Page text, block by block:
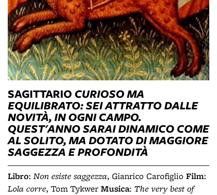
SAGITTARIO CURIOSO MA
EQUILIBRATO: SEI ATTRATTO DALLE
NOVITÀ, IN OGNI CAMPO.
QUEST'ANNO SARAI DINAMICO COME
AL SOLITO, MA DOTATO DI MAGGIORE
SAGGEZZA E PROFONDITÀ
Libro: Non esiste saggezza, Gianrico Carofiglio Film:
Lola corre, Tom Tykwer Musica: The very best of